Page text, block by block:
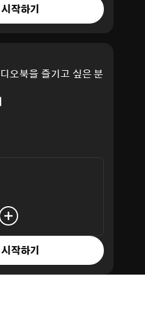
작하기
오북을 즐기고 싶은 분
작하기